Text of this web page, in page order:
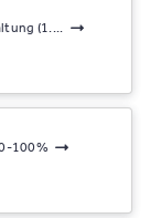
(1....
100%